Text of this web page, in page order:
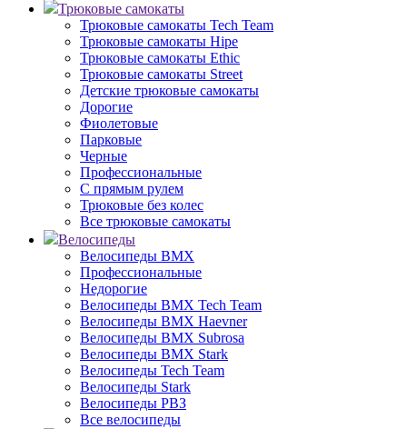
Трюковые самокаты
Трюковые самокаты Tech Team
Трюковые самокаты Hipe
Трюковые самокаты Ethic
Трюковые самокаты Street
Детские трюковые самокаты
Дорогие
Фиолетовые
Парковые
Черные
Профессиональные
С прямым рулем
Трюковые без колес
Все трюковые самокаты
Велосипеды
Велосипеды BMX
Профессиональные
Недорогие
Велосипеды BMX Tech Team
Велосипеды BMX Haevner
Велосипеды BMX Subrosa
Велосипеды BMX Stark
Велосипеды Tech Team
Велосипеды Stark
Велосипеды РВЗ
Все велосипеды